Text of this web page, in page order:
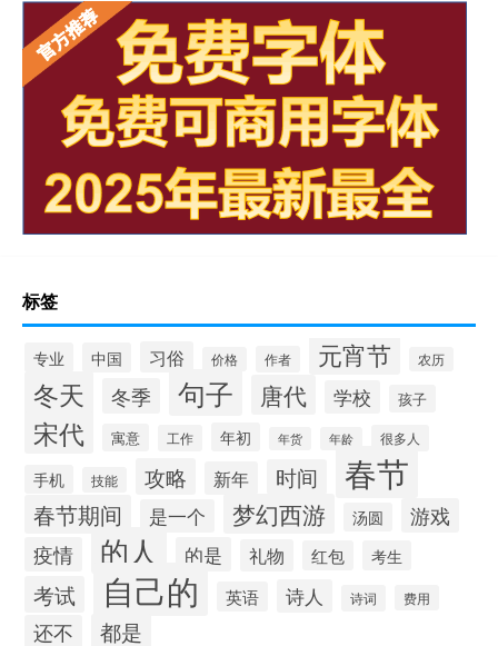
标签
专业 中国 习俗 价格 作者 元宵节 农历
冬天 冬季 句子 唐代 学校 孩子
宋代 寓意 工作 年初 年货 年龄 很多人
手机 技能 攻略 新年 时间 春节
春节期间 是一个 梦幻西游 汤圆
游戏
疫情
的人 的是 礼物 红包 考生
考试 自己的 英语 诗人 诗词 费用
还不 都是